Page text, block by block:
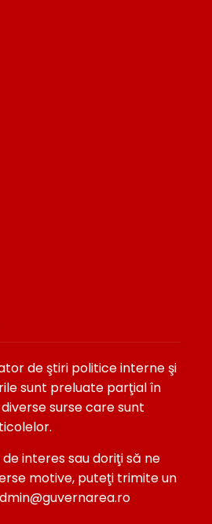
de ştiri politice interne şi
sunt preluate parţial în
surse care sunt
interes sau doriţi să ne
motive, puteţi trimite un